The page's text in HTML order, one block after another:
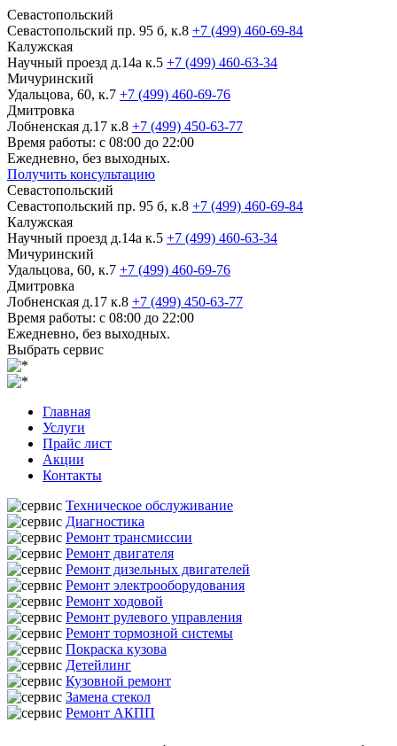
Севастопольский
Севастопольский пр. 95 б, к.8 +7 (499) 460-69-84
Калужская
Научный проезд д.14а к.5 +7 (499) 460-63-34
Мичуринский
Удальцова, 60, к.7 +7 (499) 460-69-76
Дмитровка
Лобненская д.17 к.8 +7 (499) 450-63-77
Время работы: с 08:00 до 22:00
Ежедневно, без выходных.
Получить консультацию
Севастопольский
Севастопольский пр. 95 б, к.8 +7 (499) 460-69-84
Калужская
Научный проезд д.14а к.5 +7 (499) 460-63-34
Мичуринский
Удальцова, 60, к.7 +7 (499) 460-69-76
Дмитровка
Лобненская д.17 к.8 +7 (499) 450-63-77
Время работы: с 08:00 до 22:00
Ежедневно, без выходных.
Выбрать сервис
Главная
Услуги
Прайс лист
Акции
Контакты
Техническое обслуживание
Диагностика
Ремонт трансмиссии
Ремонт двигателя
Ремонт дизельных двигателей
Ремонт электрооборудования
Ремонт ходовой
Ремонт рулевого управления
Ремонт тормозной системы
Покраска кузова
Детейлинг
Кузовной ремонт
Замена стекол
Ремонт АКПП